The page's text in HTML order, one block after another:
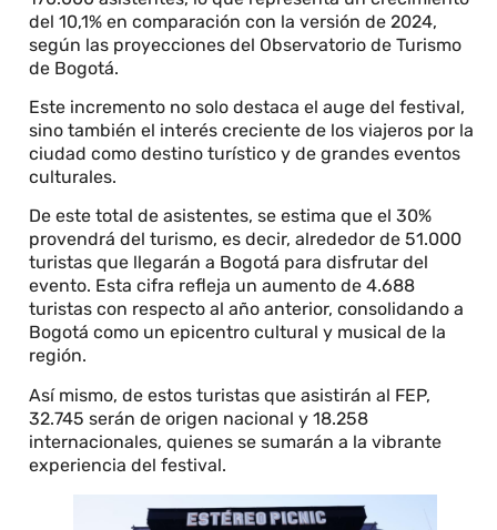
del 10,1% en comparación con la versión de 2024,
según las proyecciones del Observatorio de Turismo
de Bogotá.
Este incremento no solo destaca el auge del festival,
sino también el interés creciente de los viajeros por la
ciudad como destino turístico y de grandes eventos
culturales.
De este total de asistentes, se estima que el 30%
provendrá del turismo, es decir, alrededor de 51.000
turistas que llegarán a Bogotá para disfrutar del
evento. Esta cifra refleja un aumento de 4.688
turistas con respecto al año anterior, consolidando a
Bogotá como un epicentro cultural y musical de la
región.
Así mismo, de estos turistas que asistirán al FEP,
32.745 serán de origen nacional y 18.258
internacionales, quienes se sumarán a la vibrante
experiencia del festival.